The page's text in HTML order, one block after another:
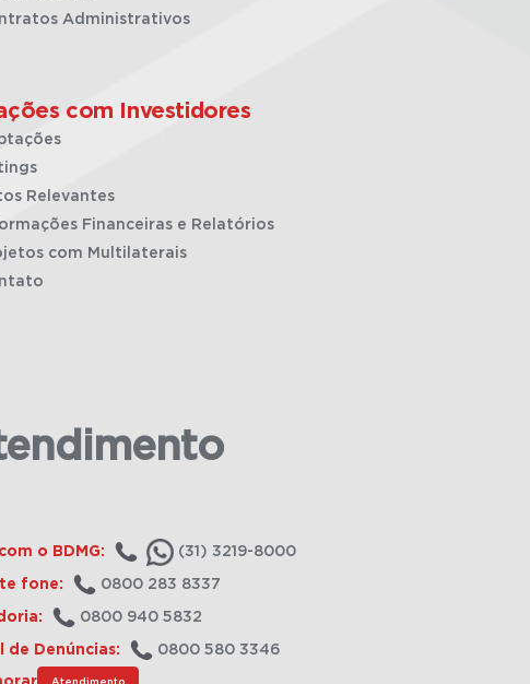
Administrativos
com Investidores
Relevantes
Financeiras e Relatórios
com Multilaterais
o BDMG: (31) 3219-8000
fone: 0800 283 8337
0800 940 5832
de Denúncias: 0800 580 3346
Atendimento